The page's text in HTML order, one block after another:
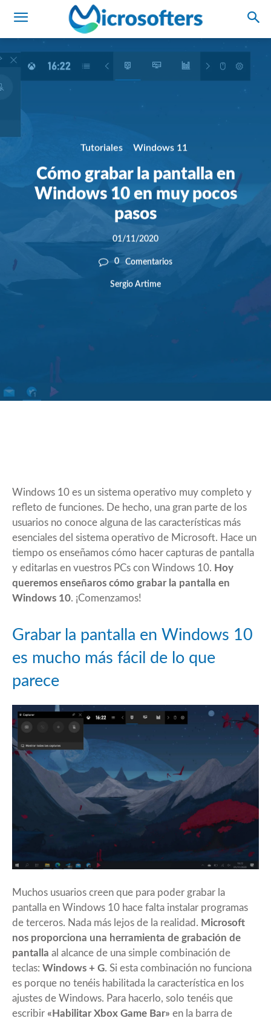
Tutoriales Windows 11
Cómo grabar la pantalla en
Windows 10 en muy pocos
pasos
01/11/2020
0 Comentarios
Sergio Artime
Windows 10 es un sistema operativo muy completo y
refleto de funciones. De hecho, una gran parte de los
usuarios no conoce alguna de las características más
esenciales del sistema operativo de Microsoft. Hace un
tiempo os enseñamos cómo hacer capturas de pantalla
y editarlas en vuestros PCs con Windows 10. Hoy
queremos enseñaros cómo grabar la pantalla en
Windows 10. ¡Comenzamos!
Grabar la pantalla en Windows 10
es mucho más fácil de lo que
parece
Muchos usuarios creen que para poder grabar la
pantalla en Windows 10 hace falta instalar programas
de terceros. Nada más lejos de la realidad. Microsoft
nos proporciona una herramienta de grabación de
pantalla al alcance de una simple combinación de
teclas: Windows + G. Si esta combinación no funciona
es porque no tenéis habilitada la característica en los
ajustes de Windows. Para hacerlo, solo tenéis que
escribir «Habilitar Xbox Game Bar» en la barra de